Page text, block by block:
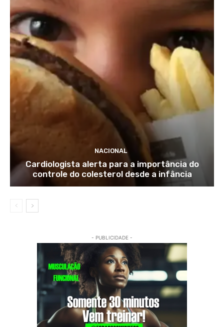
NACIONAL
Cardiologista alerta para a importância do
controle do colesterol desde a infância
- PUBLICIDADE -